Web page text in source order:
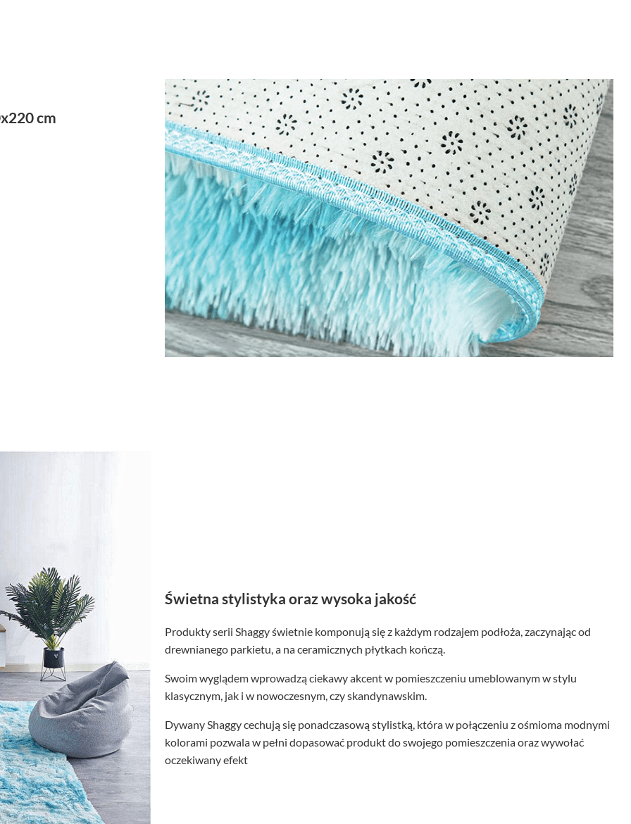
cm
Świetna stylistyka oraz wysoka jakość
Produkty serii Shaggy świetnie komponują się z każdym rodzajem podłoża, zaczynając od
drewnianego parkietu, a na ceramicznych płytkach kończą.
Swoim wyglądem wprowadzą ciekawy akcent w pomieszczeniu umeblowanym w stylu
klasycznym, jak i w nowoczesnym, czy skandynawskim.
Dywany Shaggy cechują się ponadczasową stylistką, która w połączeniu z ośmioma modnymi
kolorami pozwala w pełni dopasować produkt do swojego pomieszczenia oraz wywołać
oczekiwany efekt